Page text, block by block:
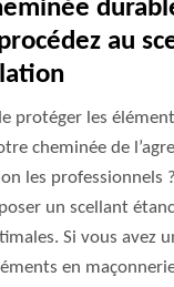
au
protéger les
cheminée de
les professionnels
un scellant
Si vous avez
en